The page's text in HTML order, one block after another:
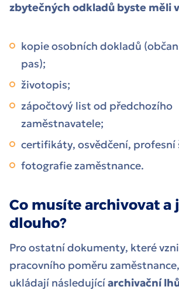
zbytečných odkladů byste měli
kopie osobních dokladů
pas);
životopis;
zápočtový list od předchozího
zaměstnavatele;
certifikáty, osvědčení, profesní
fotografie zaměstnance.
Co musíte archivovat a
dlouho?
Pro ostatní dokumenty, které
pracovního poměru
ukládají následujícíarchivační